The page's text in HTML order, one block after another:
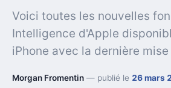
Voici toutes les nouvelles
Intelligence d'Apple
iPhone avec la dernière mise
Morgan Fromentin — publié le 26 mars